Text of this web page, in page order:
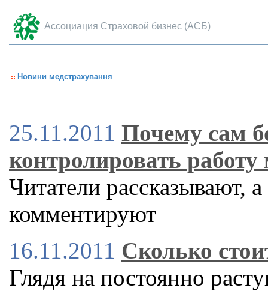
Ассоциация Страховой бизнес (АСБ)
Новини медстрахування
25.11.2011 Почему сам
контролировать работу
Читатели рассказывают,
комментируют
16.11.2011 Сколько
Глядя на постоянно